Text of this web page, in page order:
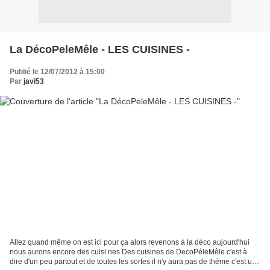
La DécoPeleMêle - LES CUISINES -
Publié le 12/07/2012 à 15:00
Par javi53
Allez quand même on est ici pour ça alors revenons à la déco aujourd'hui
nous aurons encore des cuisi nes Des cuisines de DecoPéleMêle c'est à
dire d'un peu partout et de toutes les sortes il n'y aura pas de théme c'est un